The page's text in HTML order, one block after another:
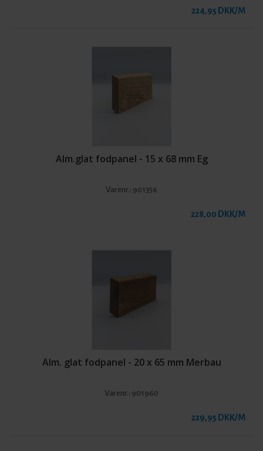
224,95 DKK/M
Alm.glat fodpanel - 15 x 68 mm Eg
Varenr.: 901356
228,00 DKK/M
Alm. glat fodpanel - 20 x 65 mm Merbau
Varenr.: 901960
229,95 DKK/M